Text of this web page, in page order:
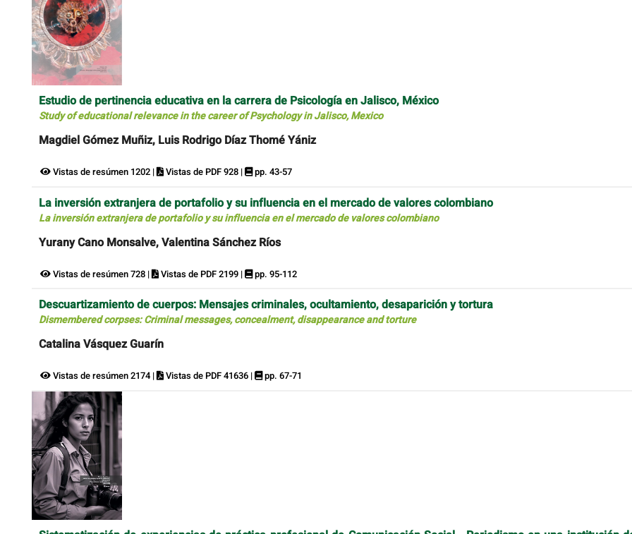
Estudio de pertinencia educativa en la carrera de Psicología en Jalisco, México
Study of educational relevance in the career of Psychology in Jalisco, Mexico
Magdiel Gómez Muñiz, Luis Rodrigo Díaz Thomé Yániz
Vistas de resúmen 1202 | Vistas de PDF 928 | pp. 43-57
La inversión extranjera de portafolio y su influencia en el mercado de valores colombiano
La inversión extranjera de portafolio y su influencia en el mercado de valores colombiano
Yurany Cano Monsalve, Valentina Sánchez Ríos
Vistas de resúmen 728 | Vistas de PDF 2199 | pp. 95-112
Descuartizamiento de cuerpos: Mensajes criminales, ocultamiento, desaparición y tortura
Dismembered corpses: Criminal messages, concealment, disappearance and torture
Catalina Vásquez Guarín
Vistas de resúmen 2174 | Vistas de PDF 41636 | pp. 67-71